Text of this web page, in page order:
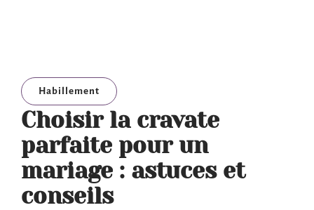
Habillement
Choisir la cravate
parfaite pour un
mariage : astuces et
conseils